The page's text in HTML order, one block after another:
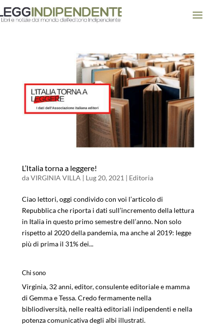
L’Italia torna a leggere!
daVIRGINIA VILLA | Lug 20, 2021 | Editoria
Ciao lettori, oggi condivido con voi l’articolo di
Repubblica che riporta i dati sull’incremento della lettura
in Italia in questo primo semestre dell’anno. Non solo
rispetto al 2020 della pandemia, ma anche al 2019: legge
più di prima il 31% dei...
Chi sono
Virginia, 32 anni, editor, consulente editoriale e mamma
di Gemma e Tessa. Credo fermamente nella
bibliodiversità, nelle realtà editoriali indipendenti e nella
potenza comunicativa degli albi illustrati.